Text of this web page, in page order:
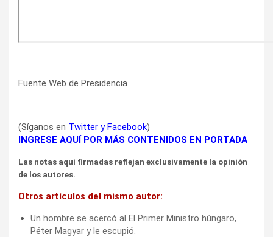
Fuente Web de Presidencia
(Síganos en Twitter yFacebook)
INGRESE AQUÍ POR MÁS CONTENIDOS EN PORTADA
Las notas aquí firmadas reflejan exclusivamente la opinión
de los autores.
Otros artículos del mismo autor:
Un hombre se acercó al El Primer Ministro húngaro,
Péter Magyar y le escupió.